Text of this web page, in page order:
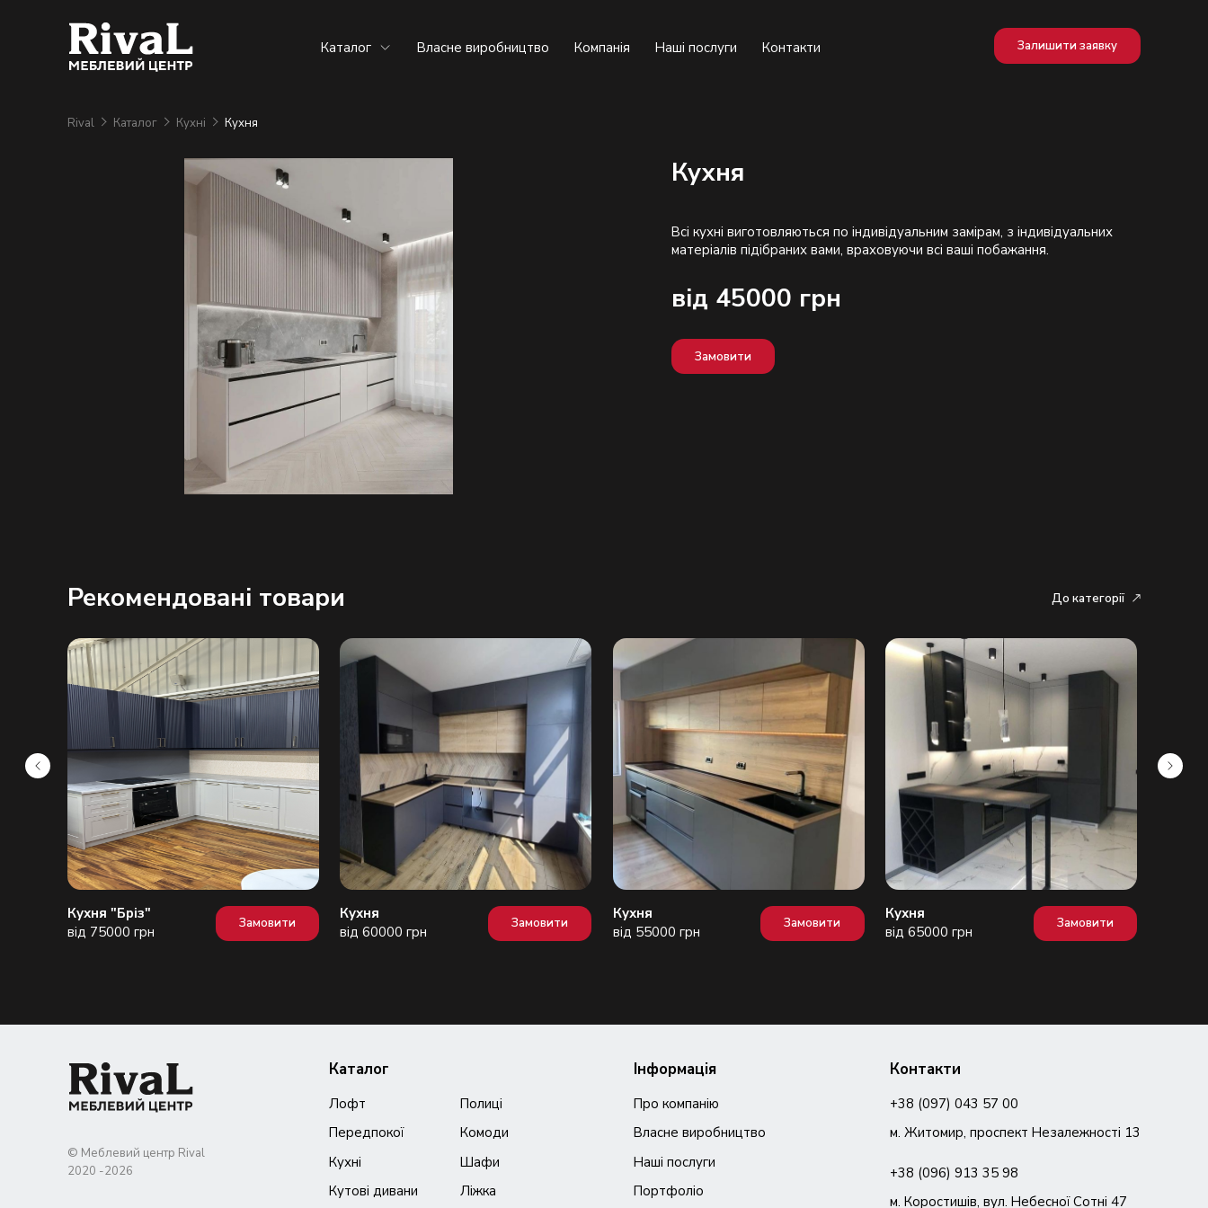
Каталог Власне виробництво Компанія Наші послуги Контакти Залишити заявку
Rival Каталог Кухні Кухня
Кухня
Всі кухні виготовляються по індивідуальним замірам, з індивідуальних
від 45000 грн
Замовити
Рекомендовані товари До категорії
Кухня "Бріз"
від 75000 грн
Замовити
Кухня
від 60000 грн
Замовити
Кухня
від 55000 грн
Замовити
Кухня
від 65000 грн
Замовити
© Меблевий центр Rival
Каталог
Лофт
Передпокої
Кухні
Кутові дивани
Полиці
Комоди
Шафи
Ліжка
Інформація
Про компанію
Власне виробництво
Наші послуги
Портфоліо
Контакти
+38 (097) 043 57 00
м. Житомир, проспект Незалежності 13
+38 (096) 913 35 98
м. Коростишів, вул. Небесної Сотні 47